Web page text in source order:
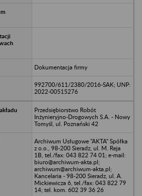
Dokumentacja firmy
992700/611/2380/2016-SAK; UNP:
2022-00515276
Przedsiębiorstwo Robót
Inżynieryjno-Drogowych S.A. - Nowy
Tomyśl, ul. Poznański 42
Archiwum Usługowe "AKTA" Spółka
z o.o., 98-200 Sieradz, ul. M. Reja
1B, tel./fax: 043 822 74 01; e-mail:
biuro@archiwum-akta.pl;
archiwum@archiwum-akta.pl;
Kancelaria - 98-200 Sieradz, ul. A.
Mickiewicza 6, tel./fax: 043 822 79
14; tel. kom. 602 39 36 26